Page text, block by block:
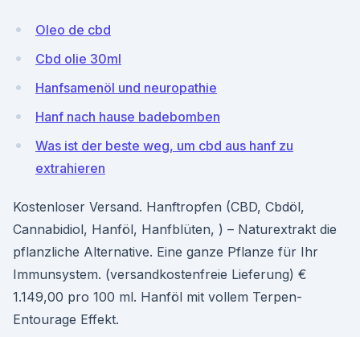
Oleo de cbd
Cbd olie 30ml
Hanfsamenöl und neuropathie
Hanf nach hause badebomben
Was ist der beste weg, um cbd aus hanf zu
extrahieren
Kostenloser Versand. Hanftropfen (CBD, Cbdöl,
Cannabidiol, Hanföl, Hanfblüten, ) – Naturextrakt die
pflanzliche Alternative. Eine ganze Pflanze für Ihr
Immunsystem. (versandkostenfreie Lieferung) €
1.149,00 pro 100 ml. Hanföl mit vollem Terpen-
Entourage Effekt.